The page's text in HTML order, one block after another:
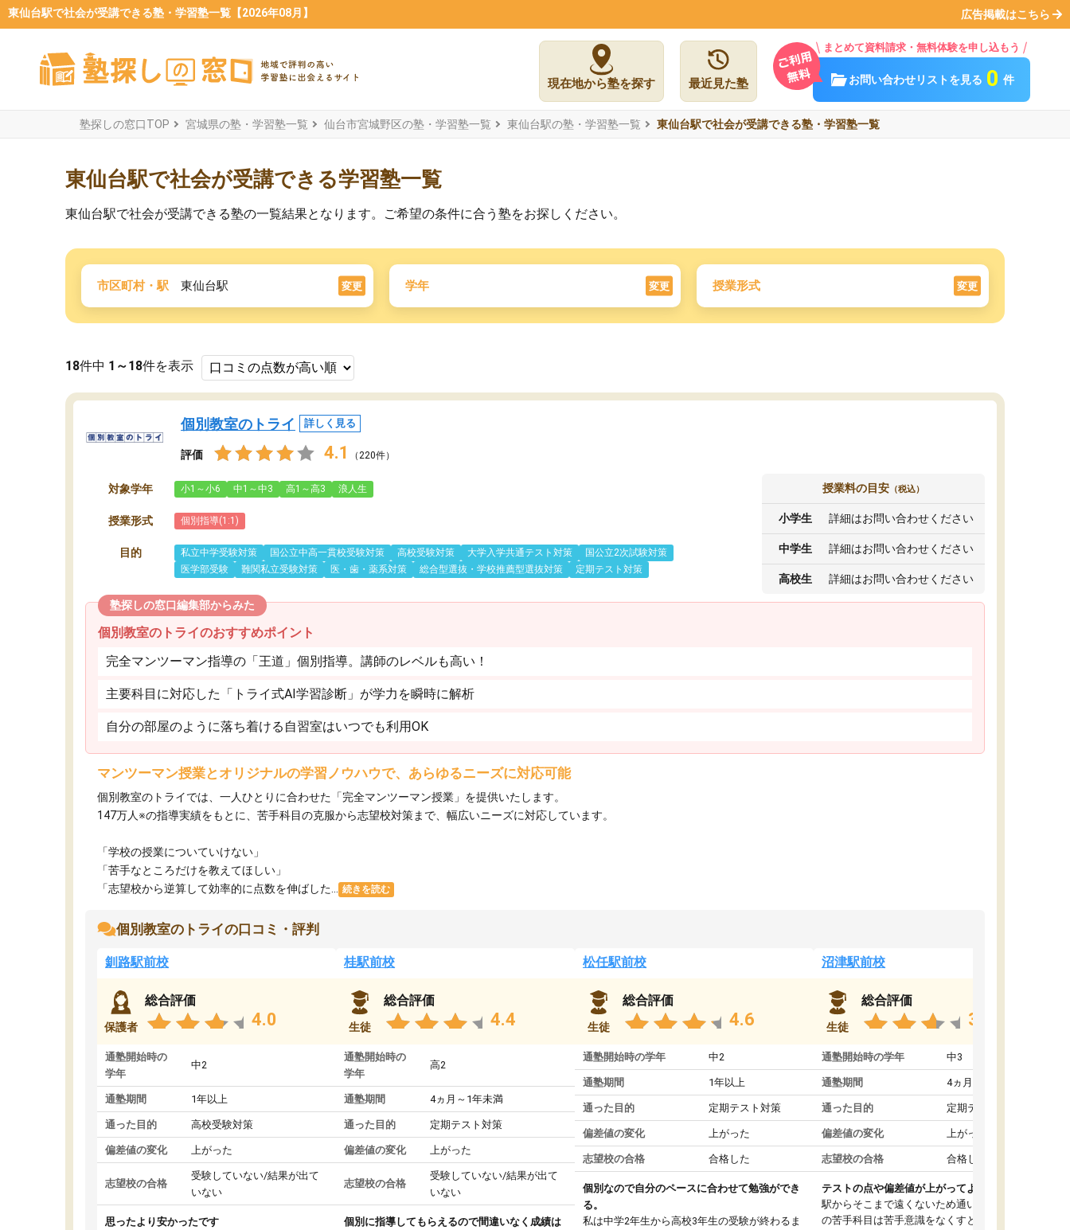
東仙台駅で社会が受講できる塾・学習塾一覧【2026年08月】 広告掲載はこちら
現在地から塾を探す 最近見た塾
まとめて資料請求・無料体験を申し込もう
お問い合わせリストを見る 0 件
塾探しの窓口TOP 宮城県の塾・学習塾一覧 仙台市宮城野区の塾・学習塾一覧 東仙台駅の塾・学習塾一覧 東仙台駅で社会が受講できる塾・学習塾一覧
東仙台駅で社会が受講できる学習塾一覧
東仙台駅で社会が受講できる塾の一覧結果となります。ご希望の条件に合う塾をお探しください。
市区町村・駅 東仙台駅 変更 学年 変更 授業形式 変更
18件中 1～18件を表示
個別教室のトライ 詳しく見る
評価 4.1 （220件）
対象学年 小1～小6 中1～中3 高1～高3 浪人生
授業形式 個別指導(1:1)
目的 私立中学受験対策 国公立中高一貫校受験対策 高校受験対策 大学入学共通テスト対策
国公立2次試験対策
医学部受験
難関私立受験対策 医・歯・薬系対策 総合型選抜・学校推薦型選抜対策 定期テスト対策
授業料の目安 （税込）
小学生 詳細はお問い合わせください
中学生 詳細はお問い合わせください
高校生 詳細はお問い合わせください
塾探しの窓口編集部からみた
個別教室のトライのおすすめポイント
完全マンツーマン指導の「王道」個別指導。講師のレベルも高い！
主要科目に対応した「トライ式AI学習診断」が学力を瞬時に解析
自分の部屋のように落ち着ける自習室はいつでも利用OK
マンツーマン授業とオリジナルの学習ノウハウで、あらゆるニーズに対応可能
個別教室のトライでは、一人ひとりに合わせた「完全マンツーマン授業」を提供いたします。​
147万人※の指導実績をもとに、苦手科目の克服から志望校対策まで、幅広いニーズに対応しています。​
「学校の授業についていけない」​
「苦手なところだけを教えてほしい」​
「志望校から逆算して効率的に点数を伸ばした...
続きを読む
個別教室のトライの口コミ・評判
釧路駅前校
保護者
総合評価
4.0
通塾開始時の
学年
中2
通塾期間 1年以上
通った目的 高校受験対策
偏差値の変化 上がった
志望校の合格
受験していない/結果が出て
いない
思ったより安かったです
桂駅前校
生徒
総合評価
4.4
通塾開始時の
学年
高2
通塾期間 4ヵ月～1年未満
通った目的 定期テスト対策
偏差値の変化 上がった
志望校の合格
受験していない/結果が出て
いない
個別に指導してもらえるので間違いなく成績は
松任駅前校
生徒
総合評価
4.6
通塾開始時の学年 中2
通塾期間 1年以上
通った目的 定期テスト対策
偏差値の変化 上がった
志望校の合格 合格した
個別なので自分のペースに合わせて勉強ができ
る。
私は中学2年生から高校3年生の受験が終わるま
沼津駅前校
生徒
総合評価
3.8
通塾開始時の学年 中3
通塾期間 4ヵ月～1年未満
通った目的 定期テスト対策
偏差値の変化 上がった
志望校の合格 合格した
テストの点や偏差値が上がってよかった
駅からそこまで遠くないため通いやすく、自分
の苦手科目は苦手意識をなくすところから成績